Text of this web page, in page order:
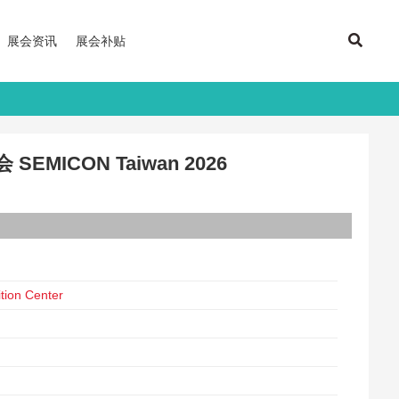
展会资讯 展会补贴
SEMICON Taiwan 2026
Center